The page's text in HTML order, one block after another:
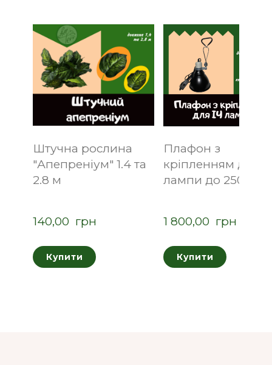
Штучна рослина
"Апепреніум" 1.4 та
2.8 м
140,00  грн
Купити
Плафон з
кріпленням для
лампи до 250 Вт
1 800,00  грн
Купити